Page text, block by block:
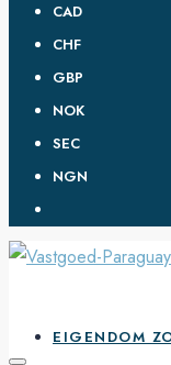
CAD
CHF
GBP
NOK
SEC
NGN
EIGENDOM